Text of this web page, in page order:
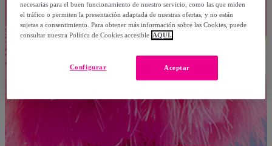
necesarias para el buen funcionamiento de nuestro servicio, como las que miden
el tráfico o permiten la presentación adaptada de nuestras ofertas, y no están
sujetas a consentimiento. Para obtener más información sobre las Cookies, puede
consultar nuestra Política de Cookies accesible AQUÍ.
Aceptar
Configurar